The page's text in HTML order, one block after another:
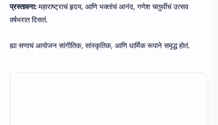
प्रस्तावना:महाराष्ट्राचं हृदय, आणि भक्तांचं आनंद, गणेश चतुर्थीचं उत्सव
वर्षभरात दिसतं.
ह्या सणाचं आयोजन सांगीतिक, सांस्कृतिक, आणि धार्मिक रूपाने समृद्ध होतं.